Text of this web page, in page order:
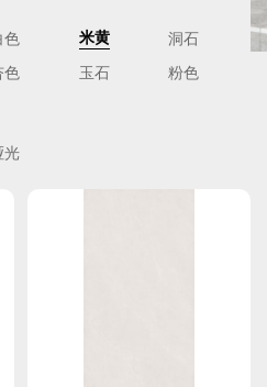
色 米黄
洞石
色 玉石 粉色
光